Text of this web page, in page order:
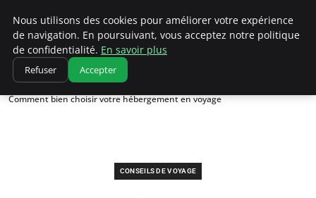
Correze Co
Accueil
Conseils de voyage
Comment bien choisir votre hébergement en voyage
CONSEILS DE VOYAGE
Nous utilisons des cookies pour améliorer votre expérience
de navigation. En poursuivant, vous acceptez notre politique
de confidentialité. En savoir plus
Refuser Accepter